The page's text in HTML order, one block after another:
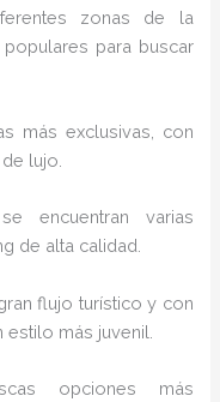
zonas de la
para buscar
más exclusivas, con
lujo.
encuentran varias
de alta calidad.
flujo turístico y con
más juvenil.
opciones más